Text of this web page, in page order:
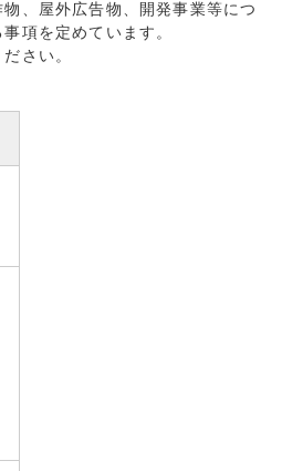
、屋外広告物、開発事業等につ
項を定めています。
さい。